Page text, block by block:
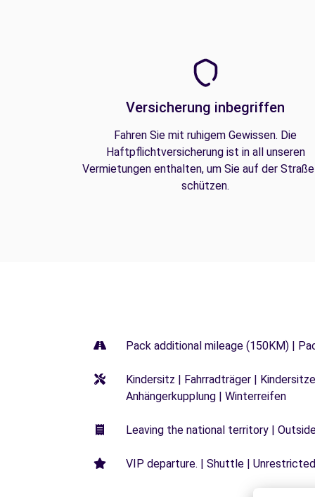
Versicherung inbegriffen
Fahren Sie mit ruhigem Gewissen. Die
Haftpflichtversicherung ist in all unseren
Vermietungen enthalten, um Sie auf der
schützen.
Pack additional mileage (150KM) |
Kindersitz | Fahrradträger |
Anhängerkupplung | Winterreifen
Leaving the national territory |
VIP departure. | Shuttle |